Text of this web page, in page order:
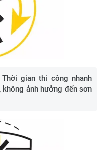
Thời gian thi công nhanh
ảnh hưởng đến sơn